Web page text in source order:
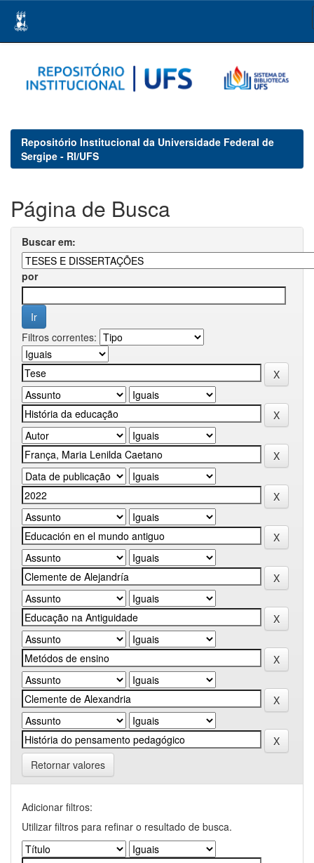
navigation
Repositório Institucional da Universidade Federal de
Sergipe - RI/UFS
Página de Busca
Buscar em:
por
Filtros correntes:
Retornar valores
Adicionar filtros:
Utilizar filtros para refinar o resultado de busca.